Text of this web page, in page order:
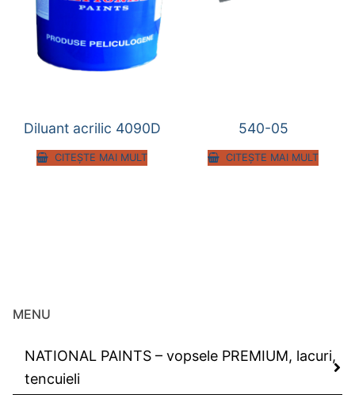
Diluant acrilic 4090D
CITEȘTE MAI MULT
540-05
CITEȘTE MAI MULT
MENU
NATIONAL PAINTS – vopsele PREMIUM, lacuri,
tencuieli